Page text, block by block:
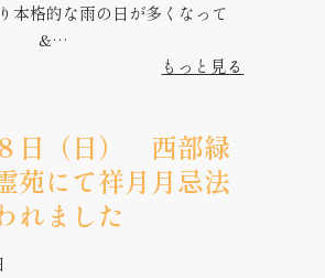
本格的な雨の日が多くなって
。 &…
もっと見る
日（日） 西部緑
苑にて祥月月忌法
れました